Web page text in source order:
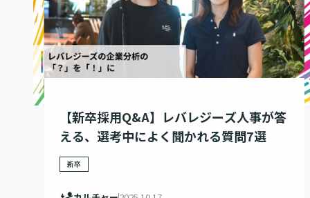
【新卒採用Q&A】レバレジーズ人事が答
える、選考中によく聞かれる質問7選
新卒